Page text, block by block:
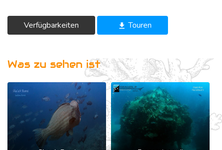
Verfügbarkeiten get_app Touren
Was zu sehen ist